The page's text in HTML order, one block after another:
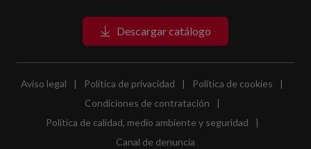
Descargar catálogo
Aviso legal | Política de privacidad | Política de cookies
|
Condiciones de contratación
|
Política de calidad, medio ambiente y seguridad
|
Canal de denuncia